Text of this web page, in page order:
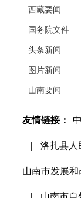
西藏要闻
国务院文件
头条新闻
图片新闻
山南要闻
友情链接：
| 洛扎县人
山南市发展